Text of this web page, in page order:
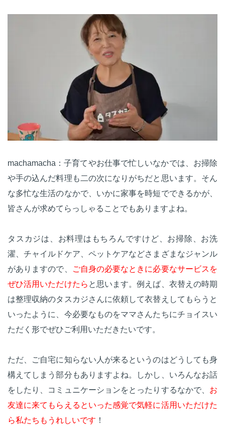
machamacha：子育てやお仕事で忙しいなかでは、お掃除
や手の込んだ料理も二の次になりがちだと思います。そん
な多忙な生活のなかで、いかに家事を時短でできるかが、
皆さんが求めてらっしゃることでもありますよね。
タスカジは、お料理はもちろんですけど、お掃除、お洗
濯、チャイルドケア、ペットケアなどさまざまなジャンル
がありますので、
ご自身の必要なときに必要なサービスを
ぜひ活用いただけたら と思います。例えば、衣替えの時期
は整理収納のタスカジさんに依頼して衣替えしてもらうと
いったように、今必要なものをママさんたちにチョイスい
ただく形でぜひご利用いただきたいです。
ただ、ご自宅に知らない人が来るというのはどうしても身
構えてしまう部分もありますよね。しかし、いろんなお話
をしたり、コミュニケーションをとったりするなかで、 お
友達に来てもらえるといった感覚で気軽に活用いただけた
ら私たちもうれしいです ！